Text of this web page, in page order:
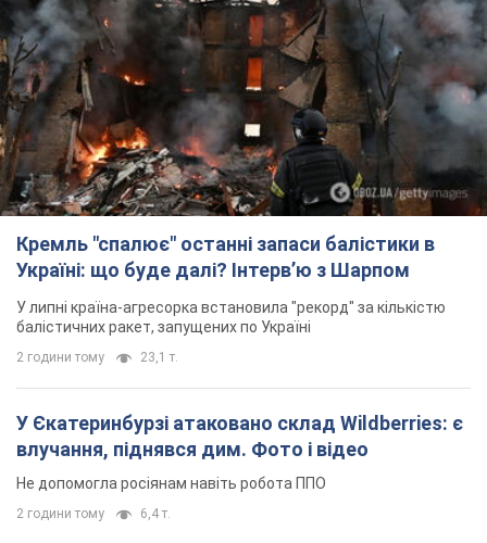
Кремль "спалює" останні запаси балістики в
Україні: що буде далі? Інтерв’ю з Шарпом
У липні країна-агресорка встановила "рекорд" за кількістю
балістичних ракет, запущених по Україні
2 години тому 23,1 т.
У Єкатеринбурзі атаковано склад Wildberries: є
влучання, піднявся дим. Фото і відео
Не допомогла росіянам навіть робота ППО
2 години тому 6,4 т.